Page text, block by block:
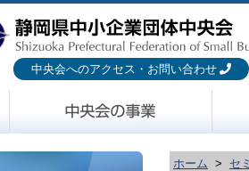
中央会へのアクセス・お問い合わせ
ホーム > セ